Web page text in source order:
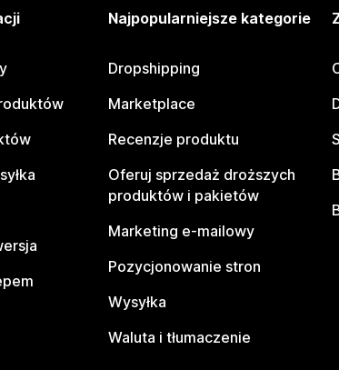
Najpopularniejsze kategorie
Dropshipping
Marketplace
Recenzje produktu
Oferuj sprzedaż droższych
produktów i pakietów
Marketing e-mailowy
Pozycjonowanie stron
Wysyłka
Waluta i tłumaczenie